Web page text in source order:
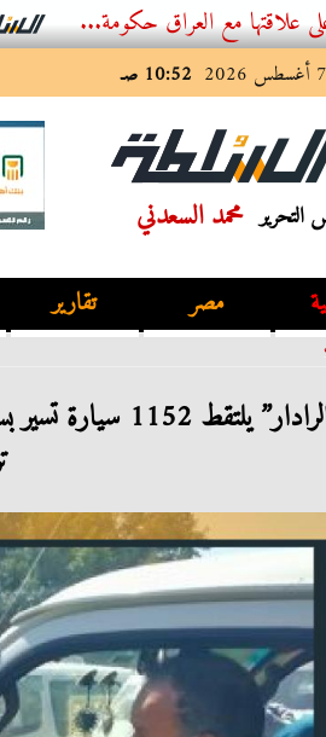
حكومة... كيف
10:52 صـ
التحرير محمد السعدني
مصر تقارير